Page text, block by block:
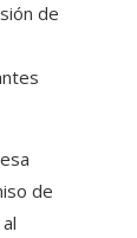
de
de